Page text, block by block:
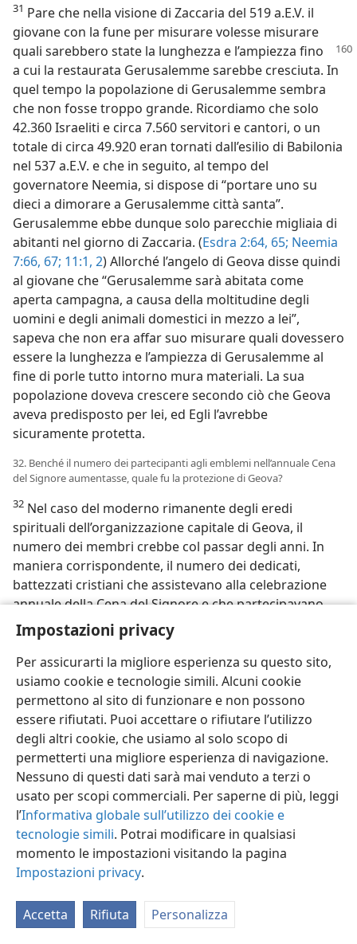
Impostazioni privacy
Per assicurarti la migliore esperienza su questo sito,
usiamo cookie e tecnologie simili. Alcuni cookie
permettono al sito di funzionare e non possono
essere rifiutati. Puoi accettare o rifiutare l’utilizzo
degli altri cookie, che usiamo al solo scopo di
permetterti una migliore esperienza di navigazione.
Nessuno di questi dati sarà mai venduto a terzi o
usato per scopi commerciali. Per saperne di più, leggi
l’Informativa globale sull’utilizzo dei cookie e
tecnologie simili. Potrai modificare in qualsiasi
momento le impostazioni visitando la pagina
Impostazioni privacy.
Accetta Rifiuta Personalizza
31 Pare che nella visione di Zaccaria del 519 a.E.V. il
giovane con la fune per misurare volesse misurare
quali sarebbero state la lunghezza e l’ampiezza fino
a cui la restaurata Gerusalemme sarebbe cresciuta. In
quel tempo la popolazione di Gerusalemme sembra
che non fosse troppo grande. Ricordiamo che solo
42.360 Israeliti e circa 7.560 servitori e cantori, o un
totale di circa 49.920 eran tornati dall’esilio di Babilonia
nel 537 a.E.V. e che in seguito, al tempo del
governatore Neemia, si dispose di “portare uno su
dieci a dimorare a Gerusalemme città santa”.
Gerusalemme ebbe dunque solo parecchie migliaia di
abitanti nel giorno di Zaccaria. (Esdra 2:64, 65; Neemia
7:66, 67; 11:1, 2) Allorché l’angelo di Geova disse quindi
al giovane che “Gerusalemme sarà abitata come
aperta campagna, a causa della moltitudine degli
uomini e degli animali domestici in mezzo a lei”,
sapeva che non era affar suo misurare quali dovessero
essere la lunghezza e l’ampiezza di Gerusalemme al
fine di porle tutto intorno mura materiali. La sua
popolazione doveva crescere secondo ciò che Geova
aveva predisposto per lei, ed Egli l’avrebbe
sicuramente protetta.
32. Benché il numero dei partecipanti agli emblemi nell’annuale Cena
del Signore aumentasse, quale fu la protezione di Geova?
32 Nel caso del moderno rimanente degli eredi
spirituali dell’organizzazione capitale di Geova, il
numero dei membri crebbe col passar degli anni. In
maniera corrispondente, il numero dei dedicati,
battezzati cristiani che assistevano alla celebrazione
annuale della Cena del Signore e che partecipavano
del pane e del vino emblematici crebbe secondo i
rapporti inviati per la registrazione. Non importa fino a
qual punto il numero del rimanente degli Israeliti
spirituali di Geova aumentasse in tutta la terra, Geova
li proteggeva come con un “muro di fuoco” tutto
intorno a loro. In tutti questi tempi pericolosi egli li
preservò, anche attraverso la furia mondiale della
pazzia bellica del 1939-1945 E.V., sì, fino al tempo
attuale.
33. Mostrano i fatti che Geova è divenuto “in mezzo a lei una gloria”
com’è rappresentato dall’unto rimanente?
Inoltre, adempì Geova per questo unto rimanente di
eredi della Nuova Gerusalemme la sua promessa:
veramente adempiuta, poiché si è glorificato essendo
il celeste Protettorein mezzo al perseguitato,